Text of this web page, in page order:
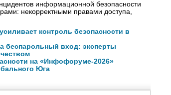
информационной безопасности
некорректными правами доступа,
контроль безопасности в
беспарольный вход: эксперты
на «Инфофоруме-2026»
Юга